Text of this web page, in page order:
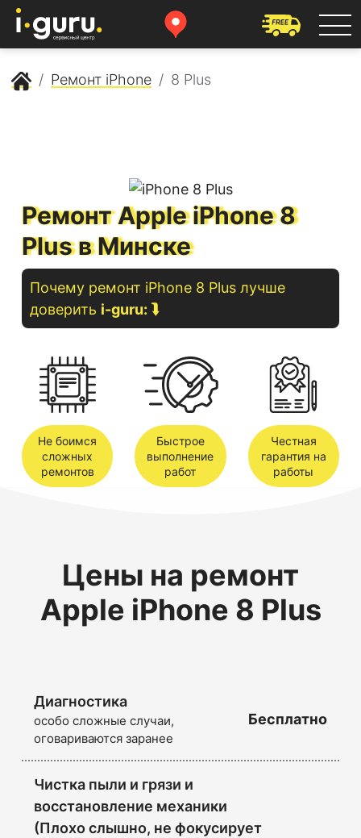
Сервисный центр Apple
Ремонт iPhone 8 Plus
Ремонт Apple iPhone 8
Plus в Минске
Почему ремонт iPhone 8 Plus лучше
доверить i-guru: ⮯
Не боимся
сложных
ремонтов
Быстрое
выполнение
работ
Честная
гарантия на
работы
Цены на ремонт
Apple iPhone 8 Plus
Диагностика
особо сложные случаи,
оговариваются заранее
Бесплатно
Чистка пыли и грязи и
восстановление механики
(Плохо слышно, не фокусирует